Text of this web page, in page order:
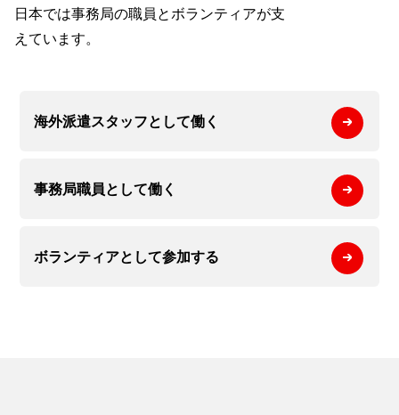
日本では事務局の職員とボランティアが支
えています。
海外派遣スタッフとして働く
事務局職員として働く
ボランティアとして参加する